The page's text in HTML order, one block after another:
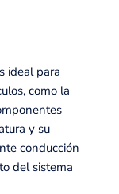
ideal para
como la
y su
conducción
del sistema